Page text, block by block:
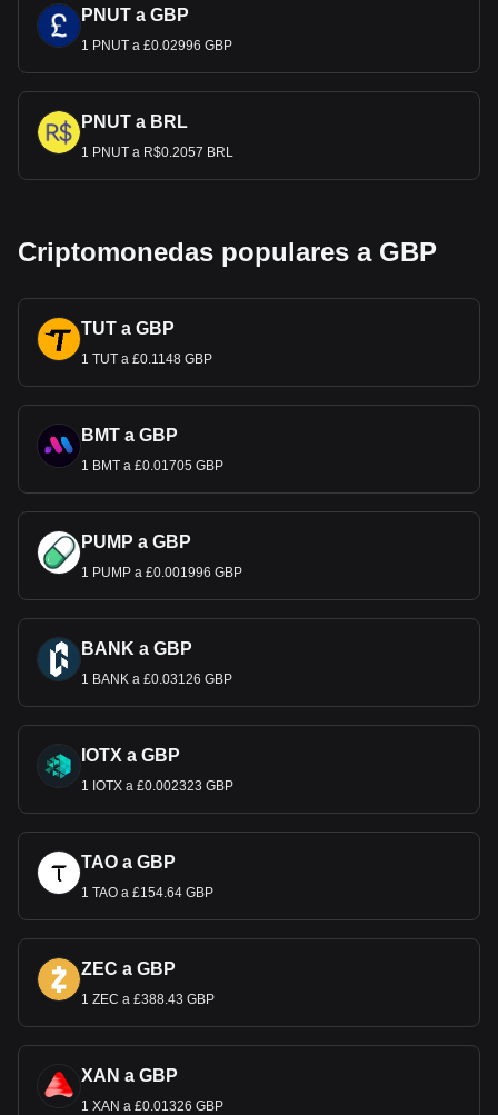
PNUT a GBP
1 PNUT a £0.02996 GBP
PNUT a BRL
1 PNUT a R$0.2057 BRL
Criptomonedas populares a GBP
TUT a GBP
1 TUT a £0.1148 GBP
BMT a GBP
1 BMT a £0.01705 GBP
PUMP a GBP
1 PUMP a £0.001996 GBP
BANK a GBP
1 BANK a £0.03126 GBP
IOTX a GBP
1 IOTX a £0.002323 GBP
TAO a GBP
1 TAO a £154.64 GBP
ZEC a GBP
1 ZEC a £388.43 GBP
XAN a GBP
1 XAN a £0.01326 GBP